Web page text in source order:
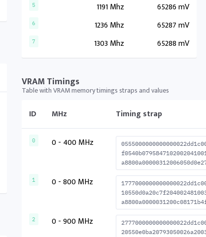
5 1191 Mhz 65286 mV
6 1236 Mhz 65287 mV
7 1303 Mhz 65288 mV
VRAM Timings
Table with VRAM memory timings straps and values
ID MHz Timing strap
0 0 - 400 MHz
1 0 - 800 MHz
2 0 - 900 MHz